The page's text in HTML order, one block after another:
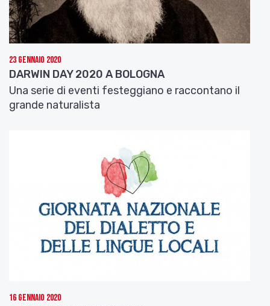
diretta streaming sul canale YouTube di casa della
Conoscenza. Il programma completo è on line sul
sito www.politicamentescorretto.org
23 Gennaio 2020
DARWIN DAY 2020 A BOLOGNA
Una serie di eventi festeggiano e raccontano il
grande naturalista
16 Gennaio 2020